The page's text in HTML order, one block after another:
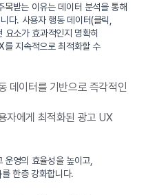
받는 이유는 데이터 분석을 통해
다. 사용자 행동 데이터(클릭,
요소가 효과적인지 명확히
를 지속적으로 최적화할 수
데이터를 기반으로 즉각적인
자에게 최적화된 광고 UX
영의 효율성을 높이고,
를 한층 강화합니다.